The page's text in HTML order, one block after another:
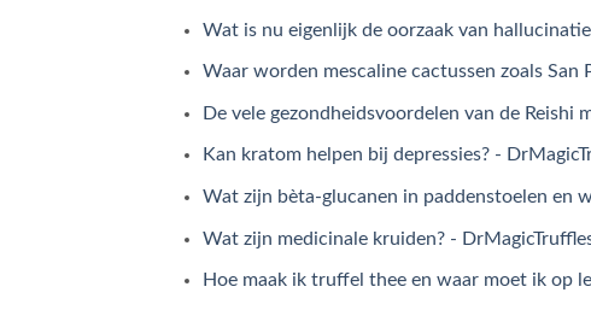
Wat is nu eigenlijk de oorzaak van
Waar worden mescaline cactussen zoals
De vele gezondheidsvoordelen van de
Kan kratom helpen bij depressies? -
Wat zijn bèta-glucanen in paddenstoelen en
Wat zijn medicinale kruiden? -
Hoe maak ik truffel thee en waar moet ik op